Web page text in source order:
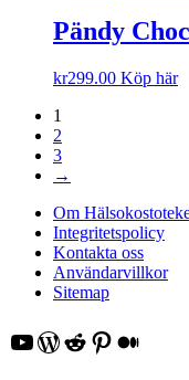
Pändy
kr299.00 Köp här
1
2
3
→
Om
Integritetspolicy
Kontakta oss
Användarvillkor
Sitemap
YouTube
WordPress
Reddit
Pinterest
Medium